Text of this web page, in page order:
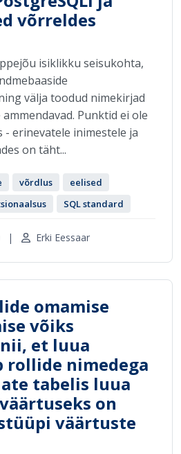
võrreldes
isiklikku seisukohta,
välja toodud nimekirjad
Punktid ei ole
erinevatele inimestele ja
on täht...
võrdlus
eelised
SQL standard
| Erki Eessaar
omamise
võiks
et luua
rollide nimedega
tabelis luua
on
väärtuste